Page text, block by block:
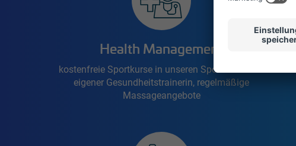
Health Management
kostenfreie Sportkurse in unseren Sporthallen mit
eigener Gesundheitstrainerin, regelmäßige
Massageangebote